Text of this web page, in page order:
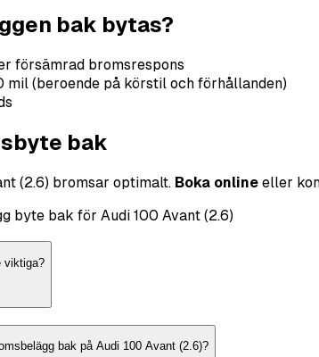
bak bytas?
försämrad bromsrespons
(beroende på körstil och förhållanden)
bak
(2.6) bromsar optimalt. Boka online eller
byte bak för Audi 100 Avant (2.6)
viktiga?
bak på Audi 100 Avant (2.6)?